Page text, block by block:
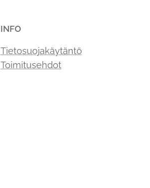
INFO
Tietosuojakäytäntö
Toimitusehdot